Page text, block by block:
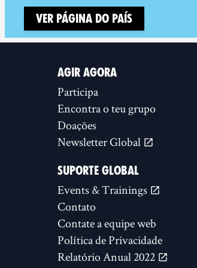
Ver página do país
AGIR AGORA
Participa
Encontra o teu grupo
Doações
Newsletter Global
SUPORTE GLOBAL
Events & Trainings
Contato
Contate a equipe web
Política de Privacidade
Relatório Anual 2022